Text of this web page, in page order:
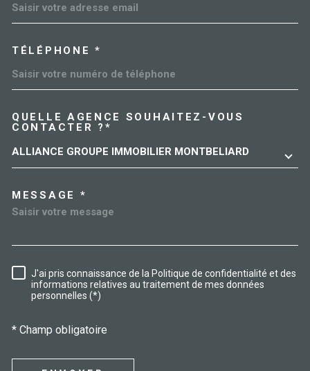
TÉLÉPHONE *
QUELLE AGENCE SOUHAITEZ-VOUS
CONTACTER ?*
ALLIANCE GROUPE IMMOBILIER MONTBELIARD
MESSAGE *
RÈGLEMENTATION
J'ai pris connaissance de la Politique de confidentialité et des
informations relatives au traitement de mes données
personnelles (*)
* Champ obligatoire